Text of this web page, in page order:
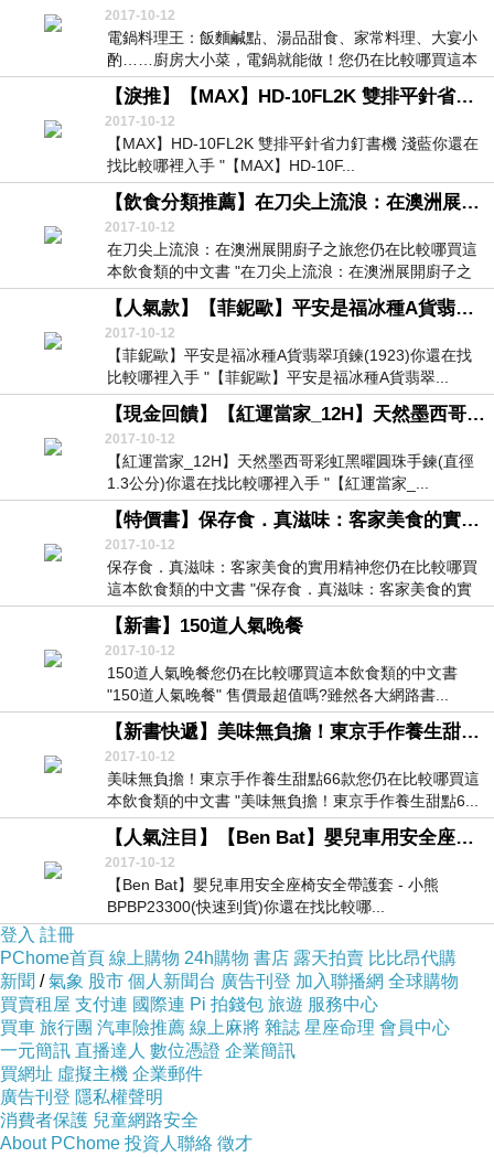
2017-10-12
電鍋料理王：飯麵鹹點、湯品甜食、家常料理、大宴小
酌……廚房大小菜，電鍋就能做！您仍在比較哪買這本
飲食...
【淚推】【MAX】HD-10FL2K 雙排平針省力釘書機 淺藍
2017-10-12
【MAX】HD-10FL2K 雙排平針省力釘書機 淺藍你還在
找比較哪裡入手 "【MAX】HD-10F...
【飲食分類推薦】在刀尖上流浪：在澳洲展開廚子之旅
2017-10-12
在刀尖上流浪：在澳洲展開廚子之旅您仍在比較哪買這
本飲食類的中文書 "在刀尖上流浪：在澳洲展開廚子之
旅...
【人氣款】【菲鈮歐】平安是福冰種A貨翡翠項鍊(1923)
2017-10-12
【菲鈮歐】平安是福冰種A貨翡翠項鍊(1923)你還在找
比較哪裡入手 "【菲鈮歐】平安是福冰種A貨翡翠...
【現金回饋】【紅運當家_12H】天然墨西哥彩虹黑曜圓珠手鍊(直徑1.3公分)
2017-10-12
【紅運當家_12H】天然墨西哥彩虹黑曜圓珠手鍊(直徑
1.3公分)你還在找比較哪裡入手 "【紅運當家_...
【特價書】保存食．真滋味：客家美食的實用精神
2017-10-12
保存食．真滋味：客家美食的實用精神您仍在比較哪買
這本飲食類的中文書 "保存食．真滋味：客家美食的實
用...
【新書】150道人氣晚餐
2017-10-12
150道人氣晚餐您仍在比較哪買這本飲食類的中文書
"150道人氣晚餐" 售價最超值嗎?雖然各大網路書...
【新書快遞】美味無負擔！東京手作養生甜點66款
2017-10-12
美味無負擔！東京手作養生甜點66款您仍在比較哪買這
本飲食類的中文書 "美味無負擔！東京手作養生甜點6...
【人氣注目】【Ben Bat】嬰兒車用安全座椅安全帶護套 - 小熊 BPBP23300(快速到貨)
2017-10-12
【Ben Bat】嬰兒車用安全座椅安全帶護套 - 小熊
BPBP23300(快速到貨)你還在找比較哪...
登入 註冊
PChome首頁 線上購物 24h購物 書店 露天拍賣 比比昂代購
新聞 /氣象 股市 個人新聞台 廣告刊登 加入聯播網 全球購物
買賣租屋 支付連 國際連 Pi 拍錢包 旅遊 服務中心
買車 旅行團 汽車險推薦 線上麻將 雜誌 星座命理 會員中心
一元簡訊 直播達人 數位憑證 企業簡訊
買網址 虛擬主機 企業郵件
廣告刊登 隱私權聲明
消費者保護 兒童網路安全
About PChome 投資人聯絡 徵才